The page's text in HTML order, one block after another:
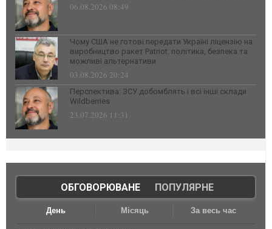
06.08.2026 08:49
Чому США не готові передати Україні ліцензію на
виробництво ракет Patriot: політика, безпека та
можливі альтернативи
03.08.2026 20:24
Перспектива: ЗСУ добомблять і всі інші склади
Wildberries
23.07.2026 11:31
ОБГОВОРЮВАНЕ| ПОПУЛЯРНЕ
День Місяць За весь час